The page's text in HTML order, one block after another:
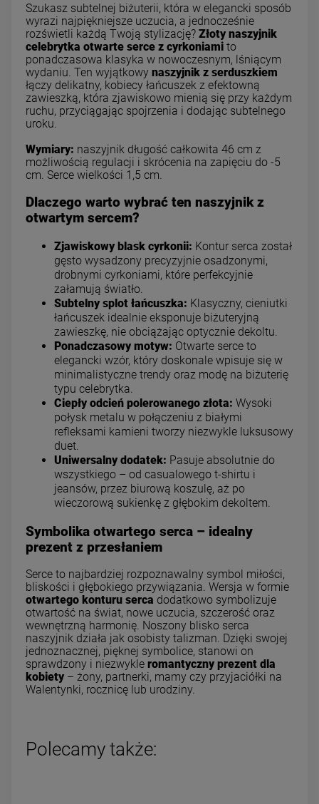
Szukasz subtelnej biżuterii, która w elegancki sposób
wyrazi najpiękniejsze uczucia, a jednocześnie
rozświetli każdą Twoją stylizację? Złoty naszyjnik
celebrytka otwarte serce z cyrkoniami to
ponadczasowa klasyka w nowoczesnym, lśniącym
wydaniu. Ten wyjątkowy naszyjnik z serduszkiem
łączy delikatny, kobiecy łańcuszek z efektowną
zawieszką, która zjawiskowo mienią się przy każdym
ruchu, przyciągając spojrzenia i dodając subtelnego
uroku.
Wymiary: naszyjnik długość całkowita 46 cm z
możliwością regulacji i skrócenia na zapięciu do -5
cm. Serce wielkości 1,5 cm.
Dlaczego warto wybrać ten naszyjnik z
otwartym sercem?
Zjawiskowy blask cyrkonii: Kontur serca został
gęsto wysadzony precyzyjnie osadzonymi,
drobnymi cyrkoniami, które perfekcyjnie
załamują światło.
Subtelny splot łańcuszka: Klasyczny, cieniutki
łańcuszek idealnie eksponuje biżuteryjną
zawieszkę, nie obciążając optycznie dekoltu.
Ponadczasowy motyw: Otwarte serce to
elegancki wzór, który doskonale wpisuje się w
minimalistyczne trendy oraz modę na biżuterię
typu celebrytka.
Ciepły odcień polerowanego złota: Wysoki
połysk metalu w połączeniu z białymi
refleksami kamieni tworzy niezwykle luksusowy
duet.
Uniwersalny dodatek: Pasuje absolutnie do
wszystkiego – od casualowego t-shirtu i
jeansów, przez biurową koszulę, aż po
wieczorową sukienkę z głębokim dekoltem.
Symbolika otwartego serca – idealny
prezent z przesłaniem
Serce to najbardziej rozpoznawalny symbol miłości,
bliskości i głębokiego przywiązania. Wersja w formie
otwartego konturu serca dodatkowo symbolizuje
otwartość na świat, nowe uczucia, szczerość oraz
wewnętrzną harmonię. Noszony blisko serca
naszyjnik działa jak osobisty talizman. Dzięki swojej
jednoznacznej, pięknej symbolice, stanowi on
sprawdzony i niezwykle romantyczny prezent dla
kobiety – żony, partnerki, mamy czy przyjaciółki na
Walentynki, rocznicę lub urodziny.
Polecamy także: